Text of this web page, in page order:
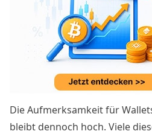
Die Aufmerksamkeit für
bleibt dennoch hoch. Viele